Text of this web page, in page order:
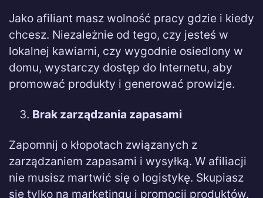
Jako afiliant masz wolność pracy gdzie i kiedy
chcesz. Niezależnie od tego, czy jesteś w
lokalnej kawiarni, czy wygodnie osiedlony w
domu, wystarczy dostęp do Internetu, aby
promować produkty i generować prowizje.
Brak zarządzania zapasami
Zapomnij o kłopotach związanych z
zarządzaniem zapasami i wysyłką. W afiliacji
nie musisz martwić się o logistykę. Skupiasz
się tylko na marketingu i promocji produktów.